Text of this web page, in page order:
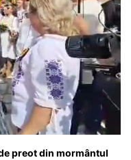
preot din mormântul